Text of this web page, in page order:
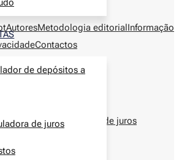
de depósitos a
de juros
AutoresMetodologia editorialInformação
Contactos
financeirosFinanças
a prazoCalculadora de juros